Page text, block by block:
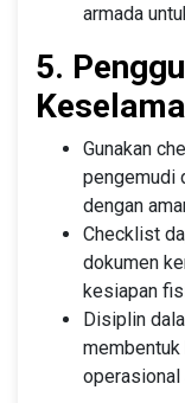
armada
5.
Gunakan
pengemudi
dengan
Checklist
dokumen
kesiapan
Disiplin
membentuk
operasional